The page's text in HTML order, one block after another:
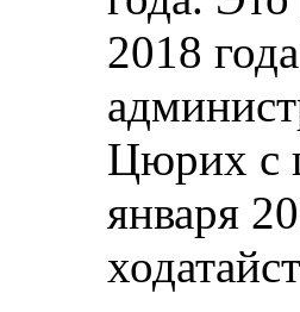
2018
Цюрих с
января